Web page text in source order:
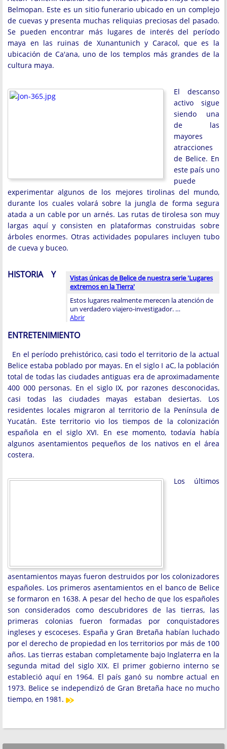
Belmopan. Este es un sitio funerario ubicado en un complejo
de cuevas y presenta muchas reliquias preciosas del pasado.
Se pueden encontrar más lugares de interés del período
maya en las ruinas de Xunantunich y Caracol, que es la
ubicación de Ca'ana, uno de los templos más grandes de la
cultura maya.
El descanso
activo sigue
siendo una
de las
mayores
atracciones
de Belice. En
este país uno
puede
experimentar algunos de los mejores tirolinas del mundo,
durante los cuales volará sobre la jungla de forma segura
atada a un cable por un arnés. Las rutas de tirolesa son muy
largas aquí y consisten en plataformas construidas sobre
árboles enormes. Otras actividades populares incluyen tubo
de cueva y buceo.
Vistas únicas de Belice de nuestra serie 'Lugares
extremos en la Tierra'
Estos lugares realmente merecen la atención de
un verdadero viajero-investigador. …
Abrir
HISTORIA Y
ENTRETENIMIENTO
En el período prehistórico, casi todo el territorio de la actual
Belice estaba poblado por mayas. En el siglo I aC, la población
total de todas las ciudades antiguas era de aproximadamente
400 000 personas. En el siglo IX, por razones desconocidas,
casi todas las ciudades mayas estaban desiertas. Los
residentes locales migraron al territorio de la Península de
Yucatán. Este territorio vio los tiempos de la colonización
española en el siglo XVI. En ese momento, todavía había
algunos asentamientos pequeños de los nativos en el área
costera.
Los últimos
asentamientos mayas fueron destruidos por los colonizadores
españoles. Los primeros asentamientos en el banco de Belice
se formaron en 1638. A pesar del hecho de que los españoles
son considerados como descubridores de las tierras, las
primeras colonias fueron formadas por conquistadores
ingleses y escoceses. España y Gran Bretaña habían luchado
por el derecho de propiedad en los territorios por más de 100
años. Las tierras estaban completamente bajo Inglaterra en la
segunda mitad del siglo XIX. El primer gobierno interno se
estableció aquí en 1964. El país ganó su nombre actual en
1973. Belice se independizó de Gran Bretaña hace no mucho
tiempo, en 1981.